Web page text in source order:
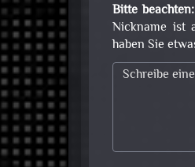
Bitte beachten:
Nickname ist
haben Sie